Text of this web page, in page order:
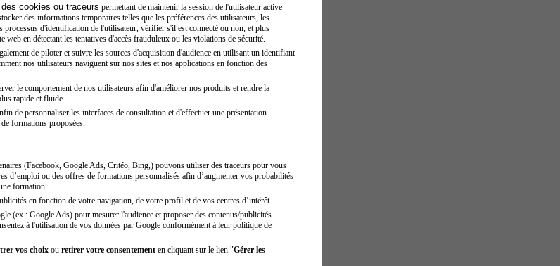
cookies ou traceurs permettant de maintenir la session de l'utilisateur active
des informations temporaires telles que les préférences des utilisateurs, les
processus d'identification de l'utilisateur, vérifier s'il est connecté ou non, et plus
web en détectant les tentatives d'accès frauduleux ou les violations de sécurité.
de piloter et suivre les sources d'acquisition d'audience en utilisant un identifiant
nos utilisateurs naviguent sur nos sites et nos applications en fonction des
le comportement de nos utilisateurs afin d'améliorer nos produits et rendre la
rapide et fluide.
de personnaliser les interfaces de consultation et d'effectuer une présentation
formations proposées.
(Facebook, Google Ads, Critéo, Bing,) pouvons utiliser des traceurs pour vous
d’emploi ou des offres de formations personnalisés afin d’augmenter vos probabilités
formation.
en fonction de votre navigation, de votre profil et de vos centres d’intérêt.
(ex : Google Ads) pour mesurer l'audience et proposer des contenus/publicités
à l'utilisation de vos données par Google conformément à leur politique de
vos choixou retirer votre consentementen cliquant sur le lien "Gérer les